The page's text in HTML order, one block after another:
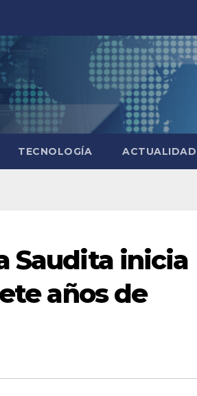
TECNOLOGÍA ACTUALIDAD
Saudita inicia
años de